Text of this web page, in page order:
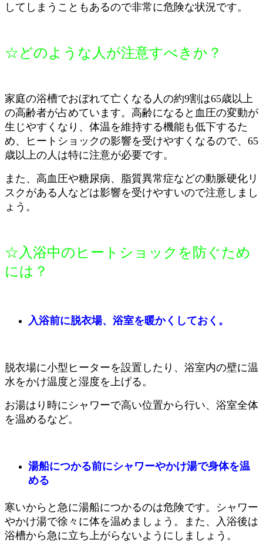
してしまうこともあるので非常に危険な状況です。
☆どのような人が注意すべきか？
家庭の浴槽でおぼれて亡くなる人の約9割は65歳以上
の高齢者が占めています。高齢になると血圧の変動が
生じやすくなり、体温を維持する機能も低下するた
め、ヒートショックの影響を受けやすくなるので、65
歳以上の人は特に注意が必要です。
また、高血圧や糖尿病、脂質異常症などの動脈硬化リ
スクがある人などは影響を受けやすいので注意しまし
ょう。
☆入浴中のヒートショックを防ぐため
には？
入浴前に脱衣場、浴室を暖かくしておく。
脱衣場に小型ヒーターを設置したり、浴室内の壁に温
水をかけ温度と湿度を上げる。
お湯はり時にシャワーで高い位置から行い、浴室全体
を温めるなど。
湯船につかる前にシャワーやかけ湯で身体を温
める
寒いからと急に湯船につかるのは危険です。シャワー
やかけ湯で徐々に体を温めましょう。また、入浴後は
浴槽から急に立ち上がらないようにしましょう。